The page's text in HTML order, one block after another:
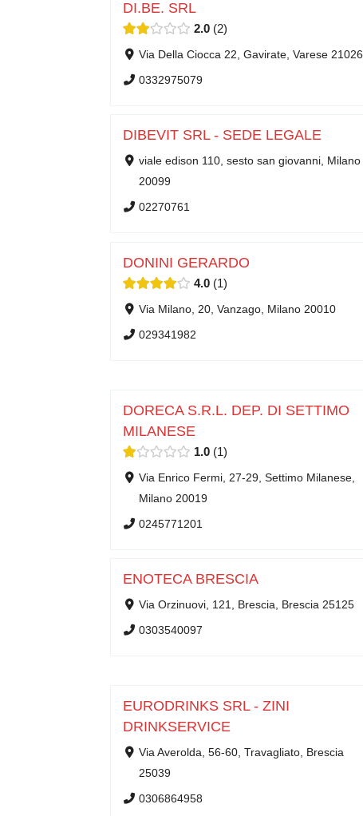
DI.BE. SRL
2.0 2
Via Della Ciocca 22, Gavirate, Varese 21026
0332975079
DIBEVIT SRL - SEDE LEGALE
viale edison 110, sesto san giovanni, Milano
20099
02270761
DONINI GERARDO
4.0 1
Via Milano, 20, Vanzago, Milano 20010
029341982
DORECA S.R.L. DEP. DI SETTIMO
MILANESE
1.0 1
Via Enrico Fermi, 27-29, Settimo Milanese,
Milano 20019
0245771201
ENOTECA BRESCIA
Via Orzinuovi, 121, Brescia, Brescia 25125
0303540097
EURODRINKS SRL - ZINI
DRINKSERVICE
Via Averolda, 56-60, Travagliato, Brescia
25039
0306864958